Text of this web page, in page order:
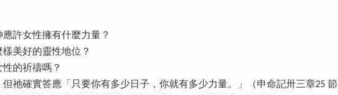
許女性擁有什麼力量？
美好的靈性地位？
的祈禱嗎？
祂確實答應「只要你有多少日子，你就有多少力量。」（申命記卅三章25 節